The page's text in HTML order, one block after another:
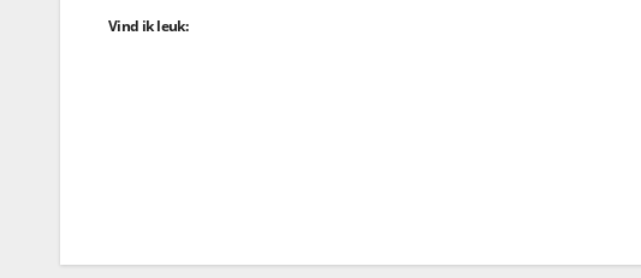
Vind ik leuk: